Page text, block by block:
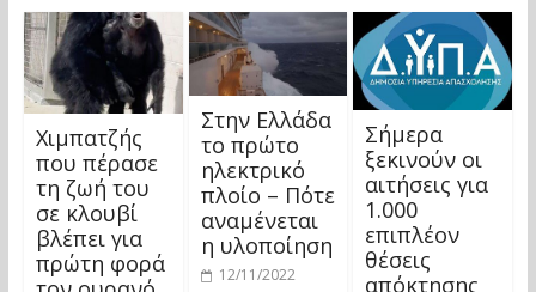
Χιμπατζής
που πέρασε
τη ζωή του
σε κλουβί
βλέπει για
πρώτη φορά
Στην Ελλάδα
το πρώτο
ηλεκτρικό
πλοίο – Πότε
αναμένεται
η υλοποίηση
12/11/2022
Σήμερα
ξεκινούν οι
αιτήσεις για
1.000
επιπλέον
θέσεις
απόκτησης